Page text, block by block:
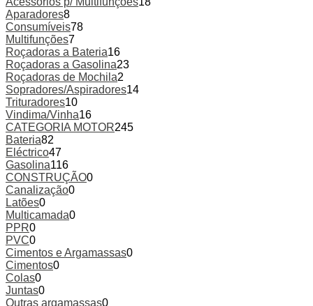
Aparadores8
Consumíveis78
Multifunções7
Roçadoras a Bateria16
Roçadoras a Gasolina23
Roçadoras de Mochila2
Sopradores/Aspiradores14
Trituradores10
Vindima/Vinha16
CATEGORIA MOTOR245
Bateria82
Eléctrico47
Gasolina116
CONSTRUÇÃO0
Canalização0
Latões0
Multicamada0
PPR0
PVC0
Cimentos e Argamassas0
Cimentos0
Colas0
Juntas0
Outras argamassas0